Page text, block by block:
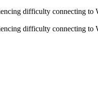
difficulty connecting
difficulty connecting